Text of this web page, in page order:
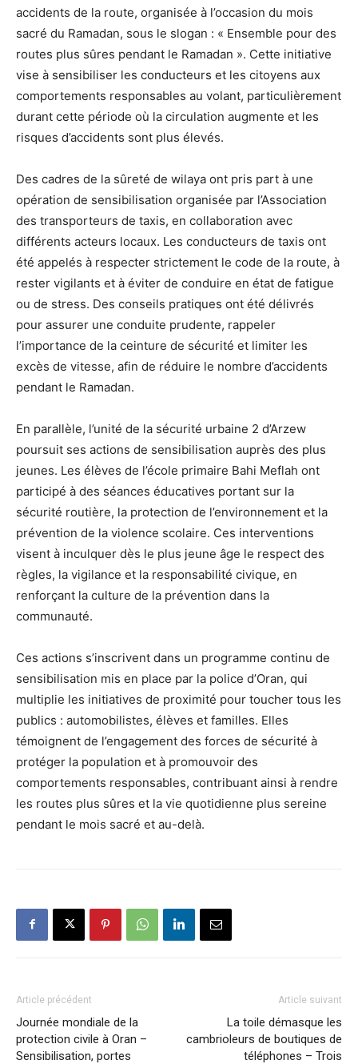
accidents de la route, organisée à l’occasion du mois
sacré du Ramadan, sous le slogan : « Ensemble pour des
routes plus sûres pendant le Ramadan ». Cette initiative
vise à sensibiliser les conducteurs et les citoyens aux
comportements responsables au volant, particulièrement
durant cette période où la circulation augmente et les
risques d’accidents sont plus élevés.
Des cadres de la sûreté de wilaya ont pris part à une
opération de sensibilisation organisée par l’Association
des transporteurs de taxis, en collaboration avec
différents acteurs locaux. Les conducteurs de taxis ont
été appelés à respecter strictement le code de la route, à
rester vigilants et à éviter de conduire en état de fatigue
ou de stress. Des conseils pratiques ont été délivrés
pour assurer une conduite prudente, rappeler
l’importance de la ceinture de sécurité et limiter les
excès de vitesse, afin de réduire le nombre d’accidents
pendant le Ramadan.
En parallèle, l’unité de la sécurité urbaine 2 d’Arzew
poursuit ses actions de sensibilisation auprès des plus
jeunes. Les élèves de l’école primaire Bahi Meflah ont
participé à des séances éducatives portant sur la
sécurité routière, la protection de l’environnement et la
prévention de la violence scolaire. Ces interventions
visent à inculquer dès le plus jeune âge le respect des
règles, la vigilance et la responsabilité civique, en
renforçant la culture de la prévention dans la
communauté.
Ces actions s’inscrivent dans un programme continu de
sensibilisation mis en place par la police d’Oran, qui
multiplie les initiatives de proximité pour toucher tous les
publics : automobilistes, élèves et familles. Elles
témoignent de l’engagement des forces de sécurité à
protéger la population et à promouvoir des
comportements responsables, contribuant ainsi à rendre
les routes plus sûres et la vie quotidienne plus sereine
pendant le mois sacré et au-delà.
Article précédent
Journée mondiale de la
protection civile à Oran –
Sensibilisation, portes
Article suivant
La toile démasque les
cambrioleurs de boutiques de
téléphones – Trois